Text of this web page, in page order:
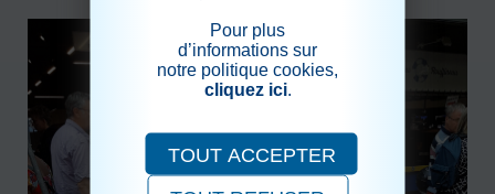
Pour plus
d’informations sur
notre politique cookies,
cliquez ici.
TOUT ACCEPTER